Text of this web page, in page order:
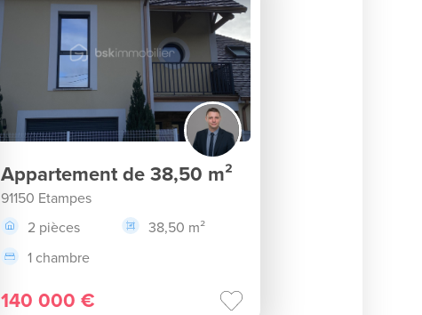
Appartement de 38,50 m²
91150 Etampes
2 pièces
38,50 m²
1 chambre
140 000 €